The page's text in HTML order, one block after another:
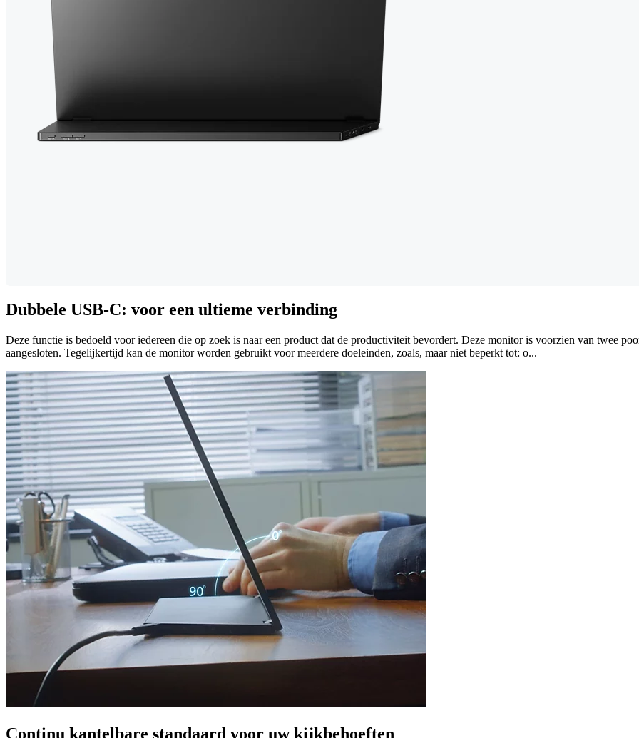
Dubbele USB-C: voor een ultieme verbinding
Deze functie is bedoeld voor iedereen die op zoek is naar een product dat de productiviteit bevordert. Deze monitor is voorzien van twee
aangesloten. Tegelijkertijd kan de monitor worden gebruikt voor meerdere doeleinden, zoals, maar niet beperkt tot: o...
Continu kantelbare standaard voor uw kijkbehoeften